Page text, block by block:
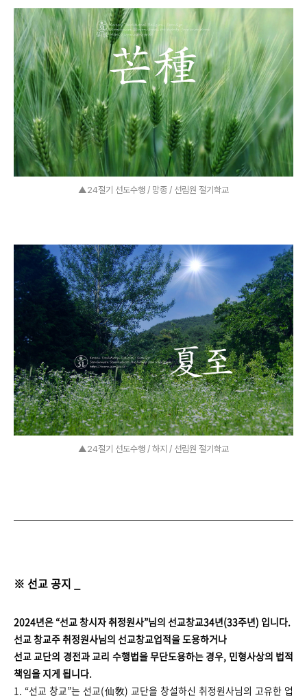
▲24절기 선도수행 / 망종 / 선림원 절기학교
▲24절기 선도수행 / 하지 / 선림원 절기학교
※ 선교 공지 _
2024년은 “선교 창시자 취정원사”님의 선교창교34년(33주년) 입니다.
선교 창교주 취정원사님의 선교창교업적을 도용하거나
선교 교단의 경전과 교리 수행법을 무단도용하는 경우, 민형사상의 법적
책임을 지게 됩니다.
1. “선교 창교”는 선교(仙敎) 교단을 창설하신 취정원사님의 고유한 업